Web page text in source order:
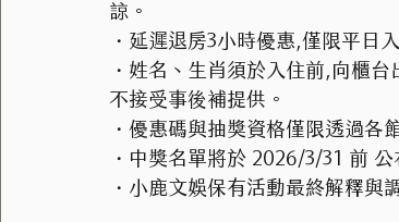
諒。
・延遲退房3小時優惠,僅限平日
・姓名、生肖須於入住前,向櫃
不接受事後補提供。
・優惠碼與抽獎資格僅限透過各
・中獎名單將於 2026/3/31 前 公
・小鹿文娛保有活動最終解釋與